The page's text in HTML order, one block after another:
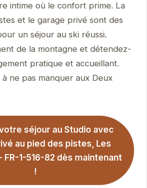
intime où le confort prime. La
et le garage privé sont des
un séjour au ski réussi.
de la montagne et détendez-
pratique et accueillant.
ne pas manquer aux Deux
séjour au Studio avec
au pied des pistes, Les
FR-1-516-82 dès maintenant
!